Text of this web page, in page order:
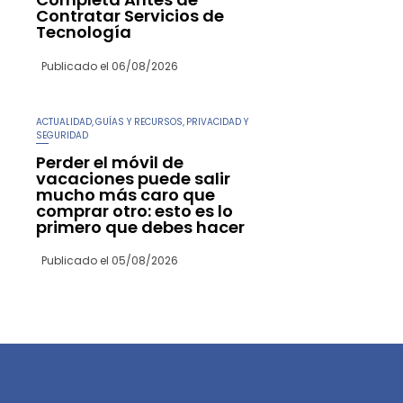
Contratar Servicios de
Tecnología
Publicado el 06/08/2026
ACTUALIDAD GUÍAS Y RECURSOS PRIVACIDAD Y
SEGURIDAD
Perder el móvil de
vacaciones puede salir
mucho más caro que
comprar otro: esto es lo
primero que debes hacer
Publicado el 05/08/2026